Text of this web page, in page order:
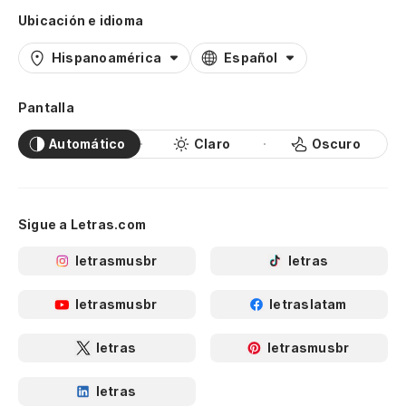
Ubicación e idioma
Hispanoamérica Español
Pantalla
Automático Claro Oscuro
Sigue a Letras.com
letrasmusbr letras
letrasmusbr letraslatam
letras letrasmusbr
letras